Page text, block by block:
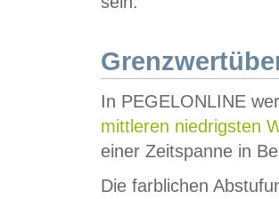
In PEGELONLINE
mittleren niedrigsten
einer Zeitspanne in
Die farblichen